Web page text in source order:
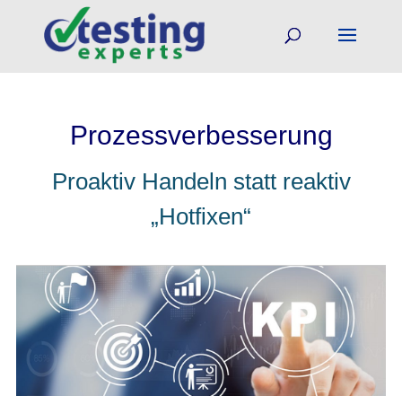
Prozessverbesserung
Proaktiv Handeln statt reaktiv
„Hotfixen“